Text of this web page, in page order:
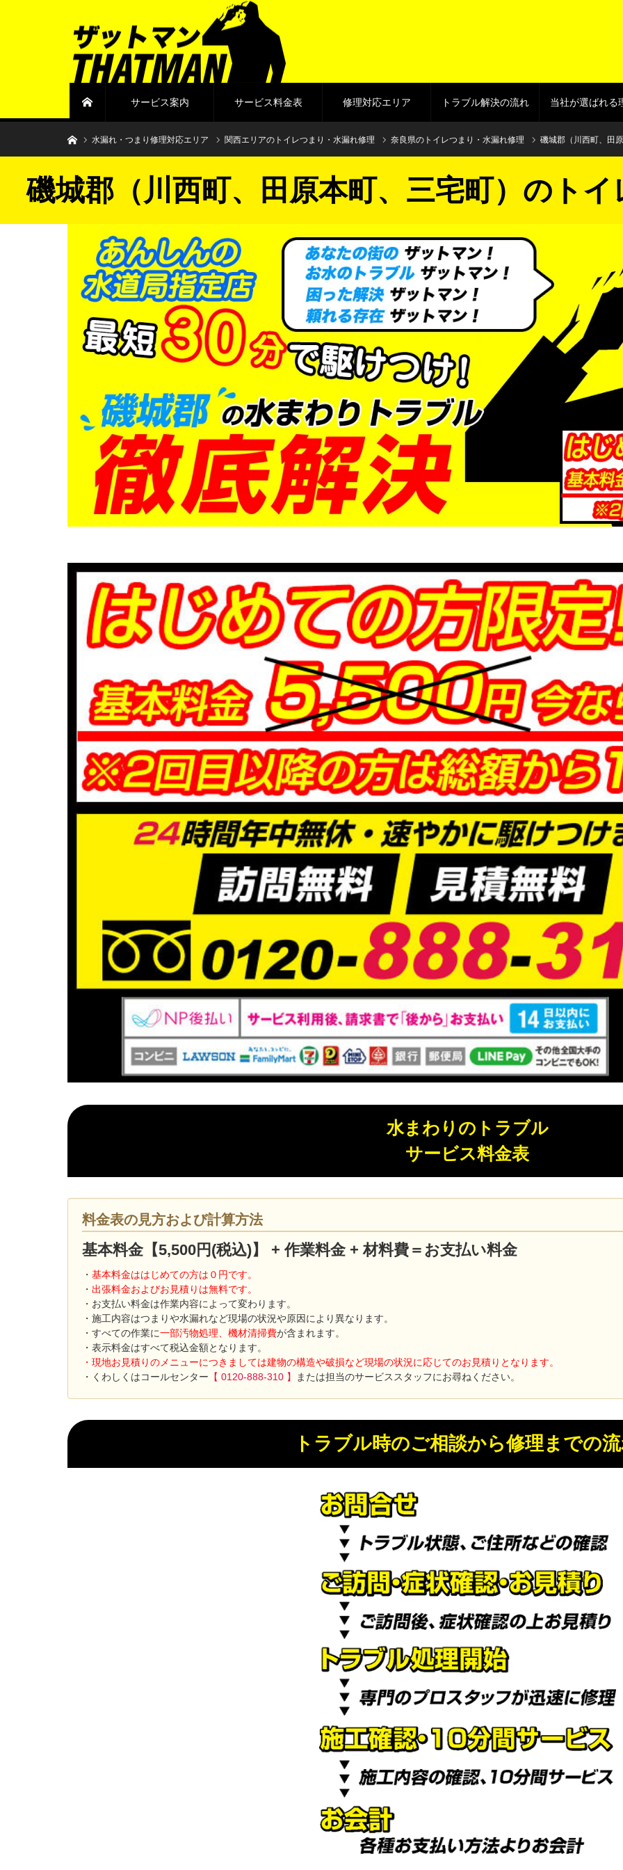
サービス案内 サービス料金表 修理対応エリア トラブル解決の流れ 当社が選ばれる
水まわりトラブル解決のザットマン
水漏れ・つまり修理対応エリア 関西エリアのトイレつまり・水漏れ修理 奈良県のトイレつまり・水漏れ修理 磯城郡（川西町、田
磯城郡（川西町、田原本町、三宅町）のト
水まわりのトラブル
サービス料金表
料金表の見方および計算方法
基本料金【5,500円(税込)】 + 作業料金 + 材料費＝お支払い料金
・ 基本料金ははじめての方は０円です。
・ 出張料金およびお見積りは無料です。
・お支払い料金は作業内容によって変わります。
・施工内容はつまりや水漏れなど現場の状況や原因により異なります。
・すべての作業に一部汚物処理、機材清掃費が含まれます。
・表示料金はすべて税込金額となります。
・現地お見積りのメニューにつきましては建物の構造や破損など現場の状況に応じてのお見積りとなります。
・くわしくはコールセンター 【 0120-888-310 】 または担当のサービススタッフにお尋ねください。
トラブル時のご相談から修理までの